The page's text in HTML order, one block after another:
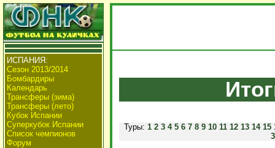
ИСПАНИЯ:
Сезон 2013/2014
Бомбардиры
Календарь
Трансферы (зима)
Трансферы (лето)
Кубок Испании
Суперкубок Испании
Список чемпионов
Форум
Туры: 1 2 3 4 5 6 7 8 9 10 11 12 13 14 15